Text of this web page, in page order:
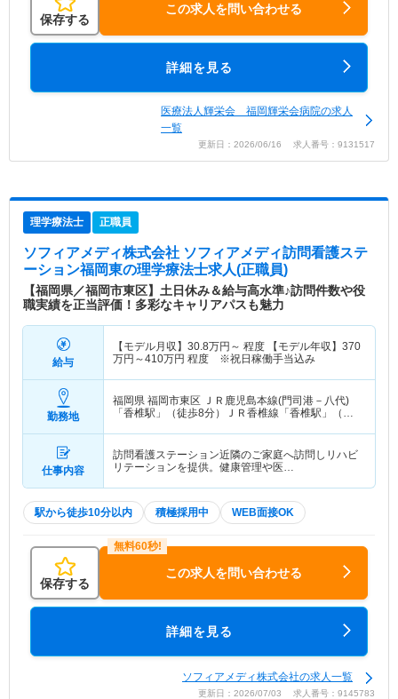
保存する
この求人を問い合わせる
詳細を見る
医療法人輝栄会 福岡輝栄会病院の求人
一覧
更新日：2026/06/16 求人番号：9131517
理学療法士 正職員
ソフィアメディ株式会社 ソフィアメディ訪問看護ステ
ーション福岡東の理学療法士求人(正職員)
【福岡県／福岡市東区】土日休み＆給与高水準♪訪問件数や役
職実績を正当評価！多彩なキャリアパスも魅力
給与
【モデル月収】 30.8万円～ 程度 【モデル年収】 370
万円～410万円 程度 ※祝日稼働手当込み
勤務地
福岡県 福岡市東区
ＪＲ鹿児島本線(門司港－八代)
「香椎駅」（徒歩8分）ＪＲ香椎線「香椎駅」（徒
仕事内容
訪問看護ステーション近隣のご家庭へ訪問しリハビ
リテーションを提供。健康管理や医…
駅から徒歩10分以内 積極採用中 WEB面接OK
保存する
この求人を問い合わせる
詳細を見る
ソフィアメディ株式会社の求人一覧
更新日：2026/07/03 求人番号：9145783